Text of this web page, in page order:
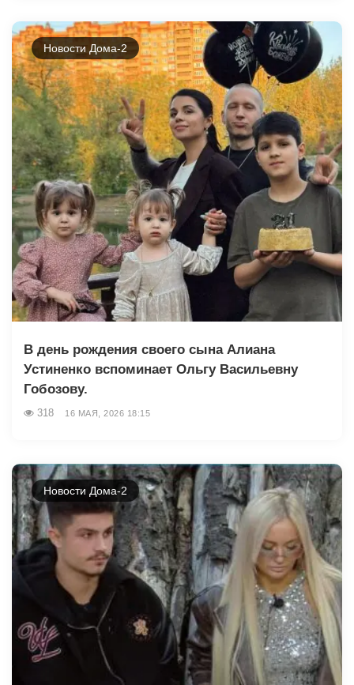
Новости Дома-2
В день рождения своего сына Алиана
Устиненко вспоминает Ольгу Васильевну
Гобозову.
318 16 МАЯ, 2026 18:15
Новости Дома-2